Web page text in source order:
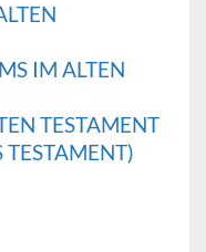
IM ALTEN
TESTAMENT
TESTAMENT)